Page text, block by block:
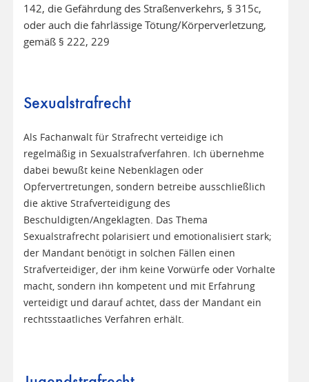
142, die Gefährdung des Straßenverkehrs, § 315c,
oder auch die fahrlässige Tötung/Körperverletzung,
gemäß § 222, 229
Sexualstrafrecht
Als Fachanwalt für Strafrecht verteidige ich
regelmäßig in Sexualstrafverfahren. Ich übernehme
dabei bewußt keine Nebenklagen oder
Opfervertretungen, sondern betreibe ausschließlich
die aktive Strafverteidigung des
Beschuldigten/Angeklagten. Das Thema
Sexualstrafrecht polarisiert und emotionalisiert stark;
der Mandant benötigt in solchen Fällen einen
Strafverteidiger, der ihm keine Vorwürfe oder Vorhalte
macht, sondern ihn kompetent und mit Erfahrung
verteidigt und darauf achtet, dass der Mandant ein
rechtsstaatliches Verfahren erhält.